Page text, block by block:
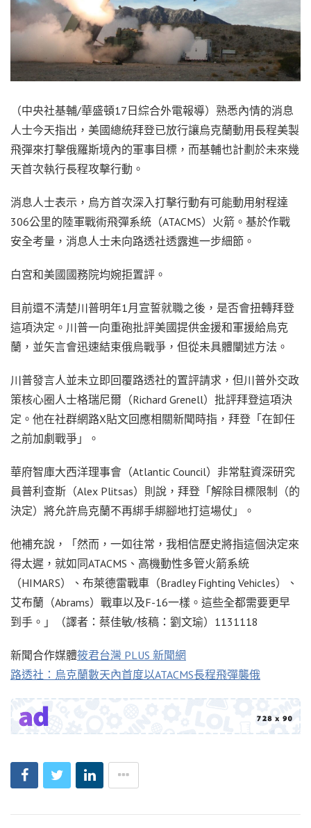
（中央社基輔/華盛頓17日綜合外電報導）熟悉內情的消息
人士今天指出，美國總統拜登已放行讓烏克蘭動用長程美製
飛彈來打擊俄羅斯境內的軍事目標，而基輔也計劃於未來幾
天首次執行長程攻擊行動。
消息人士表示，烏方首次深入打擊行動有可能動用射程達
306公里的陸軍戰術飛彈系統（ATACMS）火箭。基於作戰
安全考量，消息人士未向路透社透露進一步細節。
白宮和美國國務院均婉拒置評。
目前還不清楚川普明年1月宣誓就職之後，是否會扭轉拜登
這項決定。川普一向重砲批評美國提供金援和軍援給烏克
蘭，並矢言會迅速結束俄烏戰爭，但從未具體闡述方法。
川普發言人並未立即回覆路透社的置評請求，但川普外交政
策核心圈人士格瑞尼爾（Richard Grenell）批評拜登這項決
定。他在社群網路X貼文回應相關新聞時指，拜登「在卸任
之前加劇戰爭」。
華府智庫大西洋理事會（Atlantic Council）非常駐資深研究
員普利查斯（Alex Plitsas）則說，拜登「解除目標限制（的
決定）將允許烏克蘭不再綁手綁腳地打這場仗」。
他補充說，「然而，一如往常，我相信歷史將指這個決定來
得太遲，就如同ATACMS、高機動性多管火箭系統
（HIMARS）、布萊德雷戰車（Bradley Fighting Vehicles）、
艾布蘭（Abrams）戰車以及F-16一樣。這些全都需要更早
到手。」（譯者：蔡佳敏/核稿：劉文瑜）1131118
新聞合作媒體筱君台灣 PLUS 新聞網
路透社：烏克蘭數天內首度以ATACMS長程飛彈襲俄